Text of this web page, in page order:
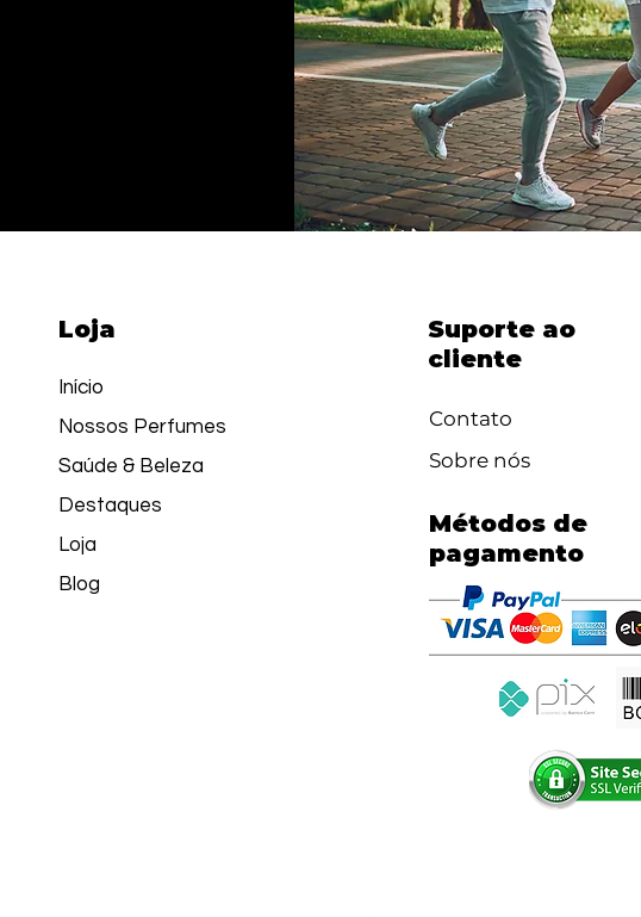
Loja
Início
Nossos Perfumes
Saúde & Beleza
Destaques
Loja
Blog
Suporte ao
cliente
Contato
Sobre nós
Métodos de
pagamento